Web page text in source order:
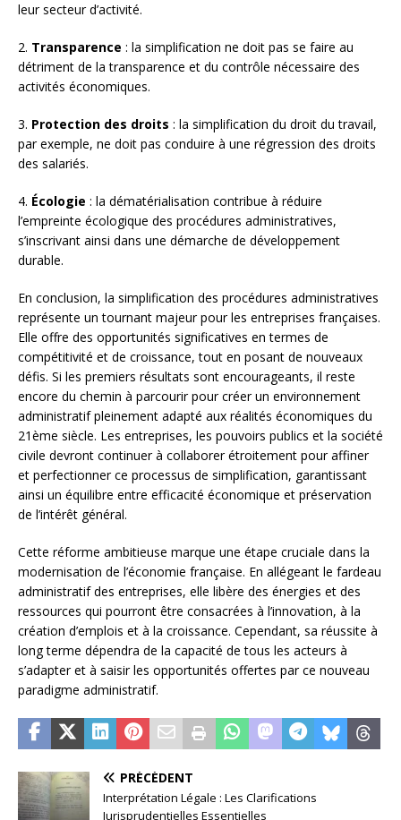
leur secteur d’activité.
2. Transparence : la simplification ne doit pas se faire au
détriment de la transparence et du contrôle nécessaire des
activités économiques.
3. Protection des droits : la simplification du droit du travail,
par exemple, ne doit pas conduire à une régression des droits
des salariés.
4. Écologie : la dématérialisation contribue à réduire
l’empreinte écologique des procédures administratives,
s’inscrivant ainsi dans une démarche de développement
durable.
En conclusion, la simplification des procédures administratives
représente un tournant majeur pour les entreprises françaises.
Elle offre des opportunités significatives en termes de
compétitivité et de croissance, tout en posant de nouveaux
défis. Si les premiers résultats sont encourageants, il reste
encore du chemin à parcourir pour créer un environnement
administratif pleinement adapté aux réalités économiques du
21ème siècle. Les entreprises, les pouvoirs publics et la société
civile devront continuer à collaborer étroitement pour affiner
et perfectionner ce processus de simplification, garantissant
ainsi un équilibre entre efficacité économique et préservation
de l’intérêt général.
Cette réforme ambitieuse marque une étape cruciale dans la
modernisation de l’économie française. En allégeant le fardeau
administratif des entreprises, elle libère des énergies et des
ressources qui pourront être consacrées à l’innovation, à la
création d’emplois et à la croissance. Cependant, sa réussite à
long terme dépendra de la capacité de tous les acteurs à
s’adapter et à saisir les opportunités offertes par ce nouveau
paradigme administratif.
PRÉCÉDENT
Interprétation Légale : Les Clarifications
Jurisprudentielles Essentielles